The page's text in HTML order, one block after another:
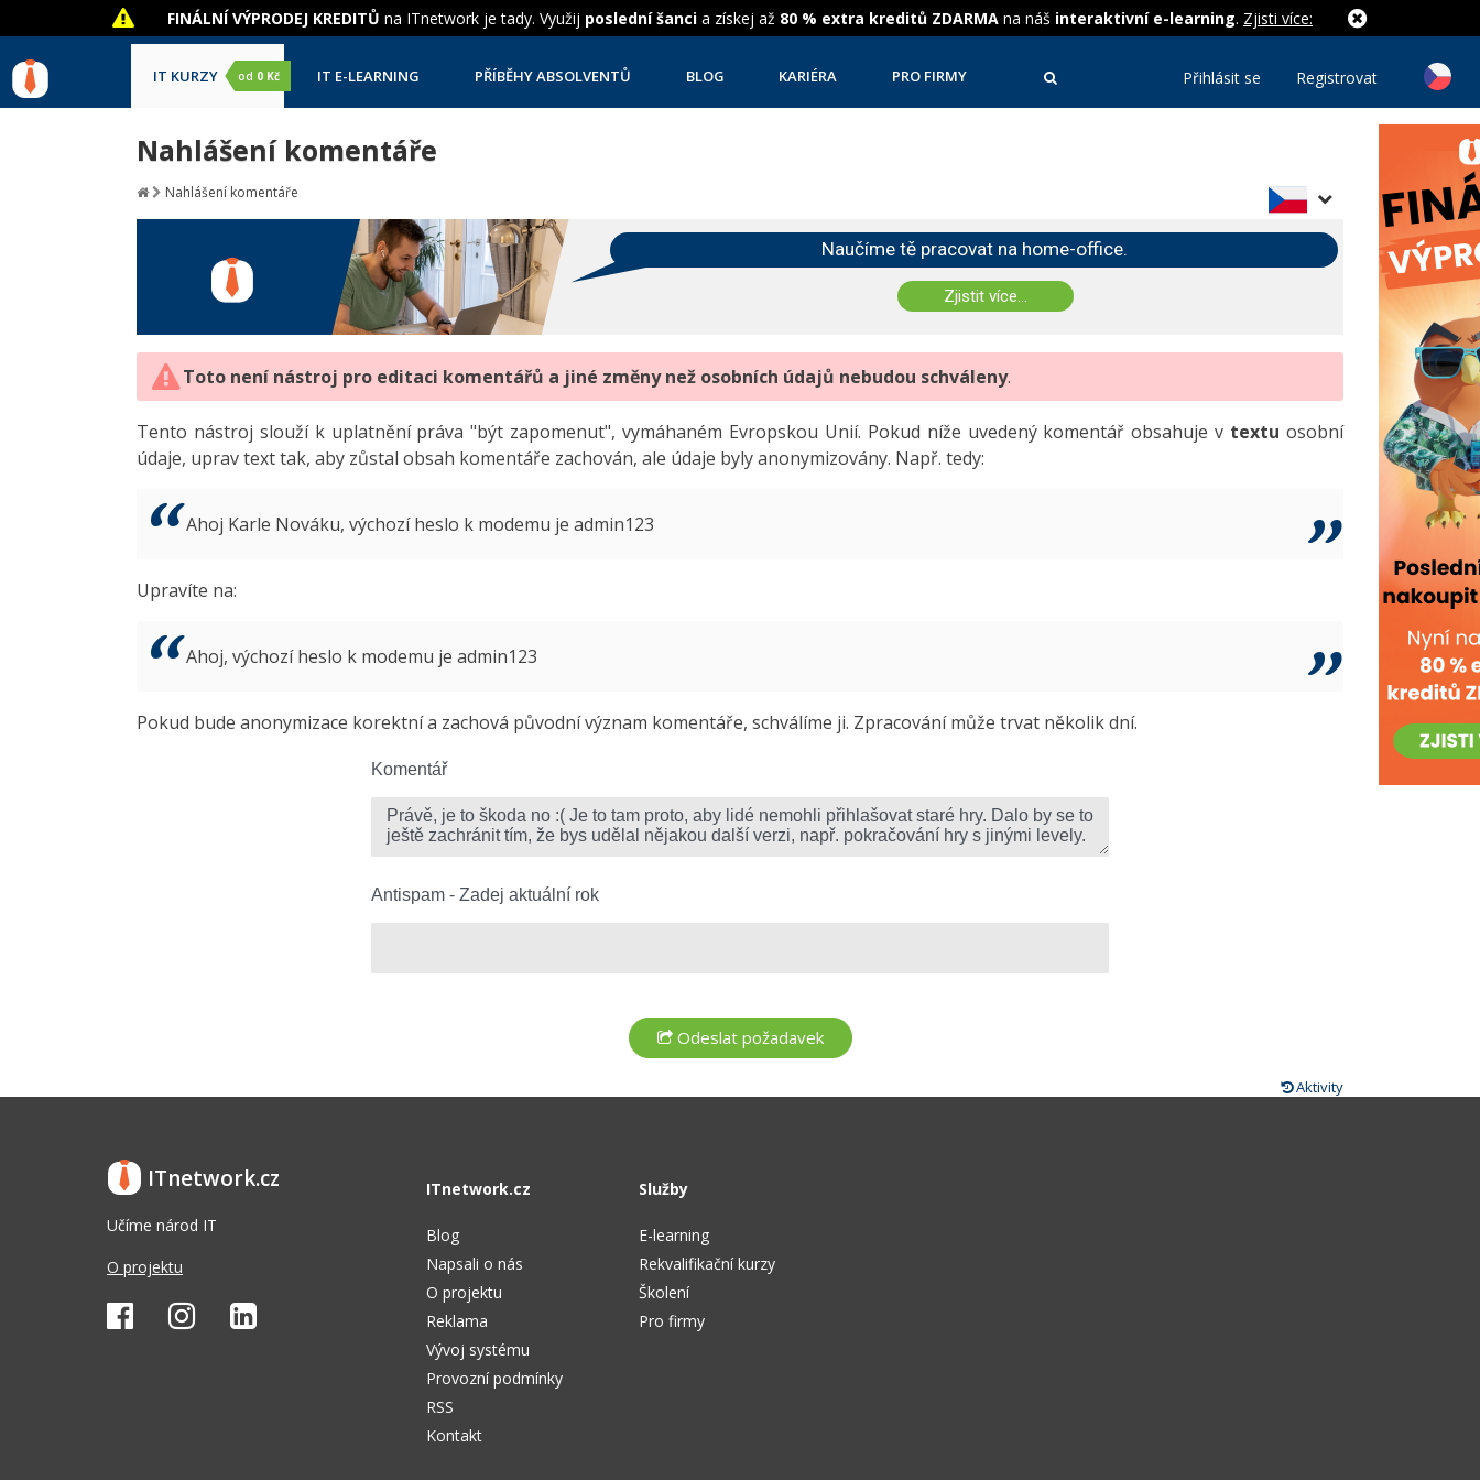
FINÁLNÍ VÝPRODEJ KREDITŮ na ITnetwork je tady. Využij poslední šanci a získej až 80 % extra kreditů ZDARMA na náš interaktivní e-learning. Zjisti více:
IT KURZY od 0 Kč IT E-LEARNING PŘÍBĚHY ABSOLVENTŮ BLOG KARIÉRA PRO FIRMY Přihlásit se Registrovat
Nahlášení komentáře
Nahlášení komentáře
Naučíme tě pracovat na home-office.
Zjistit více...
Toto není nástroj pro editaci komentářů a jiné změny než osobních údajů nebudou schváleny.
Tento nástroj slouží k uplatnění práva "být zapomenut", vymáhaném Evropskou Unií. Pokud níže uvedený komentář obsahuje v textu osobní
údaje, uprav text tak, aby zůstal obsah komentáře zachován, ale údaje byly anonymizovány. Např. tedy:
Ahoj Karle Nováku, výchozí heslo k modemu je admin123
Upravíte na:
Ahoj, výchozí heslo k modemu je admin123
Pokud bude anonymizace korektní a zachová původní význam komentáře, schválíme ji. Zpracování může trvat několik dní.
Komentář
Antispam - Zadej aktuální rok
Aktivity
ITnetwork.cz
Učíme národ IT
O projektu
ITnetwork.cz
Blog
Napsali o nás
O projektu
Reklama
Vývoj systému
Provozní podmínky
RSS
Kontakt
Služby
E-learning
Rekvalifikační kurzy
Školení
Pro firmy